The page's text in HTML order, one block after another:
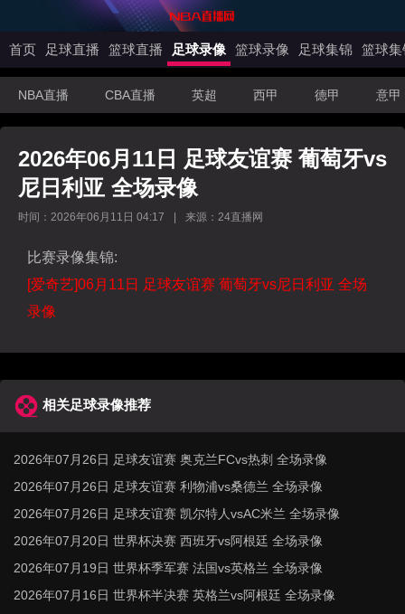
首页 足球直播 篮球直播 足球录像 篮球录像 足球集锦 篮球集
NBA直播 CBA直播 英超 西甲 德甲 意甲
2026年06月11日 足球友谊赛 葡萄牙vs
尼日利亚 全场录像
时间：2026年06月11日 04:17 来源：24直播网
比赛录像集锦:
[爱奇艺]06月11日 足球友谊赛 葡萄牙vs尼日利亚 全场
录像
相关足球录像推荐
2026年07月26日 足球友谊赛 奥克兰FCvs热刺 全场录像
2026年07月26日 足球友谊赛 利物浦vs桑德兰 全场录像
2026年07月26日 足球友谊赛 凯尔特人vsAC米兰 全场录像
2026年07月20日 世界杯决赛 西班牙vs阿根廷 全场录像
2026年07月19日 世界杯季军赛 法国vs英格兰 全场录像
2026年07月16日 世界杯半决赛 英格兰vs阿根廷 全场录像